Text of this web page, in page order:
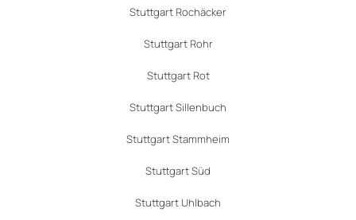
Stuttgart Rochäcker
Stuttgart Rohr
Stuttgart Rot
Stuttgart Sillenbuch
Stuttgart Stammheim
Stuttgart Süd
Stuttgart Uhlbach